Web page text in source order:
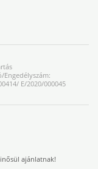
Engedélyszám:
E/2020/000045
ajánlatnak!